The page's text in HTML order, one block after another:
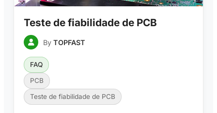
Teste de fiabilidade de PCB
By TOPFAST
FAQ
PCB
Teste de fiabilidade de PCB